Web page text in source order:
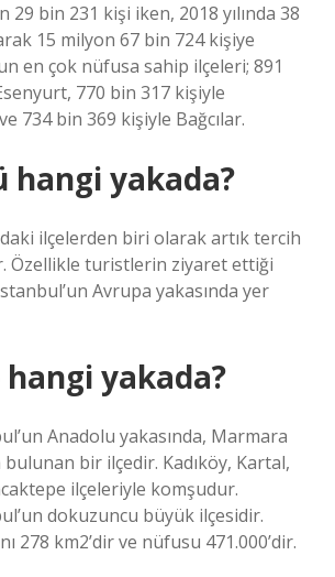
29 bin 231 kişi iken, 2018 yılında 38
15 milyon 67 bin 724 kişiye
en çok nüfusa sahip ilçeleri; 891
770 bin 317 kişiyle
734 bin 369 kişiyle Bağcılar.
hangi yakada?
ilçelerden biri olarak artık tercih
Özellikle turistlerin ziyaret ettiği
Avrupa yakasında yer
yakada?
Anadolu yakasında, Marmara
bulunan bir ilçedir. Kadıköy, Kartal,
ilçeleriyle komşudur.
dokuzuncu büyük ilçesidir.
278 km2’dir ve nüfusu 471.000’dir.